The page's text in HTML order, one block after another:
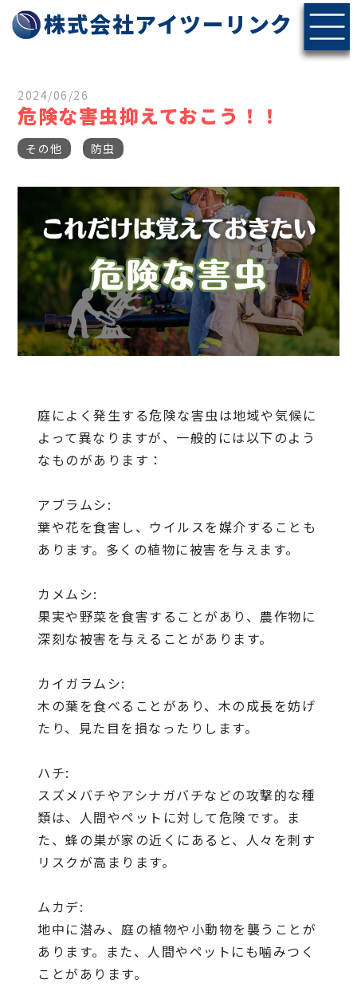
株式会社アイツーリンク
2024/06/26
危険な害虫抑えておこう！！
その他 防虫
庭によく発生する危険な害虫は地域や気候に
よって異なりますが、一般的には以下のよう
なものがあります：
アブラムシ:
葉や花を食害し、ウイルスを媒介することも
あります。多くの植物に被害を与えます。
カメムシ:
果実や野菜を食害することがあり、農作物に
深刻な被害を与えることがあります。
カイガラムシ:
木の葉を食べることがあり、木の成長を妨げ
たり、見た目を損なったりします。
ハチ:
スズメバチやアシナガバチなどの攻撃的な種
類は、人間やペットに対して危険です。ま
た、蜂の巣が家の近くにあると、人々を刺す
リスクが高まります。
ムカデ:
地中に潜み、庭の植物や小動物を襲うことが
あります。また、人間やペットにも噛みつく
ことがあります。